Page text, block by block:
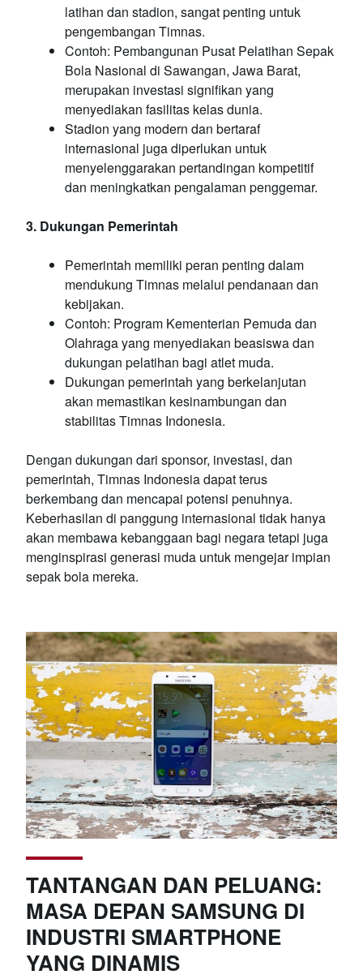
latihan dan stadion, sangat penting untuk
pengembangan Timnas.
Contoh: Pembangunan Pusat Pelatihan Sepak
Bola Nasional di Sawangan, Jawa Barat,
merupakan investasi signifikan yang
menyediakan fasilitas kelas dunia.
Stadion yang modern dan bertaraf
internasional juga diperlukan untuk
menyelenggarakan pertandingan kompetitif
dan meningkatkan pengalaman penggemar.
3. Dukungan Pemerintah
Pemerintah memiliki peran penting dalam
mendukung Timnas melalui pendanaan dan
kebijakan.
Contoh: Program Kementerian Pemuda dan
Olahraga yang menyediakan beasiswa dan
dukungan pelatihan bagi atlet muda.
Dukungan pemerintah yang berkelanjutan
akan memastikan kesinambungan dan
stabilitas Timnas Indonesia.
Dengan dukungan dari sponsor, investasi, dan
pemerintah, Timnas Indonesia dapat terus
berkembang dan mencapai potensi penuhnya.
Keberhasilan di panggung internasional tidak hanya
akan membawa kebanggaan bagi negara tetapi juga
menginspirasi generasi muda untuk mengejar impian
sepak bola mereka.
TANTANGAN DAN PELUANG:
MASA DEPAN SAMSUNG DI
INDUSTRI SMARTPHONE
YANG DINAMIS